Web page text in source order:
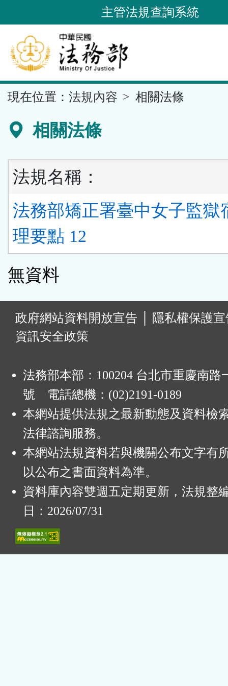
到
要
內
容
區
主管法規查詢系統
現在位置： 法規內容 相關法條
相關法條
法規名稱：
法務部矯正署臺中女子監獄
理要點 12
無資料
政府網站資料開放宣告
隱私權保護
資訊安全政策
法務部本部：100204 台北市重慶南路
號 電話總機：(02)2191-0189
本網站提供法規之最新動態及資料檢
法律諮詢服務。
本網站法規資料若與機關公布文字有
以公布之書面資料為準。
資料庫內容雙週五定期更新，法規整
日：2026/07/31